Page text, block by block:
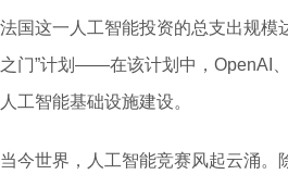
法国这一人工智能投资的总支出规模
之门”计划——在该计划中，OpenAI
人工智能基础设施建设。
当今世界，人工智能竞赛风起云涌